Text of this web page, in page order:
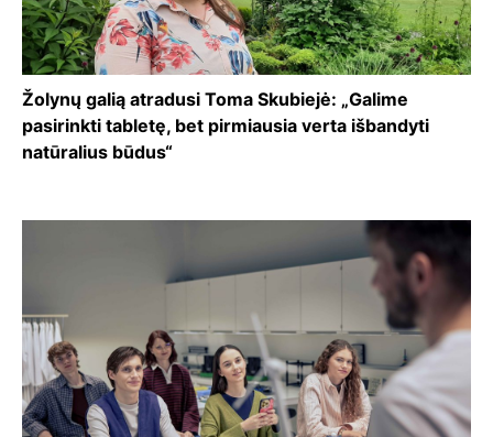
Žolynų galią atradusi Toma Skubiejė: „Galime
pasirinkti tabletę, bet pirmiausia verta išbandyti
natūralius būdus“